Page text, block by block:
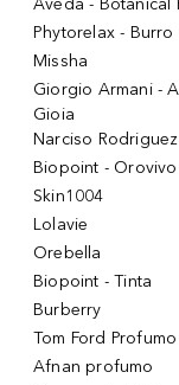
Aveda - Botanical
Phytorelax - Burro
Missha
Giorgio Armani -
Gioia
Narciso
Biopoint - Orovivo
Skin1004
Lolavie
Orebella
Biopoint - Tinta
Burberry
Tom Ford Profumo
Afnan profumo